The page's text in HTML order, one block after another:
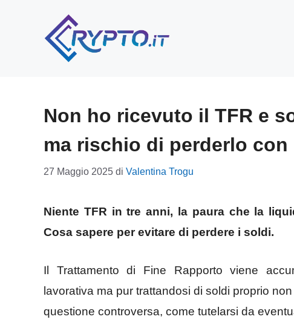
Non ho ricevuto il TFR e
ma rischio di perderlo
27 Maggio 2025 di Valentina Trogu
Niente TFR in tre anni, la paura che la
Cosa sapere per evitare di perdere i soldi.
Il Trattamento di Fine Rapporto viene
lavorativa ma pur trattandosi di soldi proprio
questione controversa, come tutelarsi da